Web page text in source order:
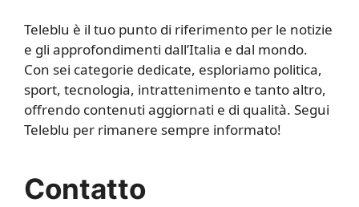
Teleblu è il tuo punto di riferimento per le notizie
e gli approfondimenti dall’Italia e dal mondo.
Con sei categorie dedicate, esploriamo politica,
sport, tecnologia, intrattenimento e tanto altro,
offrendo contenuti aggiornati e di qualità. Segui
Teleblu per rimanere sempre informato!
Contatto